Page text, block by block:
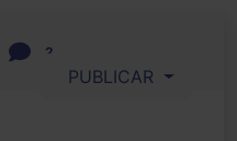
2
PUBLICAR